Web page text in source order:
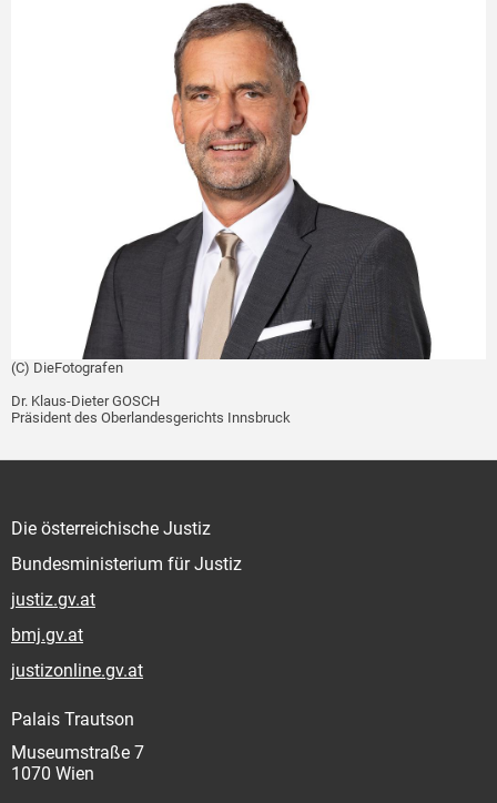
(C) DieFotografen
Dr. Klaus-Dieter GOSCH
Präsident des Oberlandesgerichts Innsbruck
Die österreichische Justiz
Bundesministerium für Justiz
justiz.gv.at
bmj.gv.at
justizonline.gv.at
Palais Trautson
Museumstraße 7
1070 Wien